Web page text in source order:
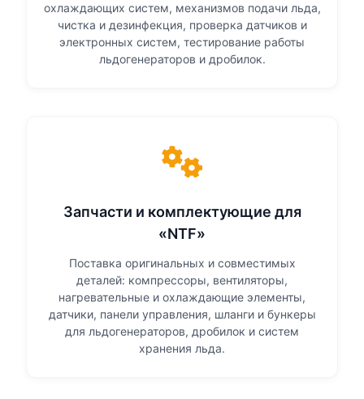
охлаждающих систем, механизмов подачи льда,
чистка и дезинфекция, проверка датчиков и
электронных систем, тестирование работы
льдогенераторов и дробилок.
Запчасти и комплектующие для
«NTF»
Поставка оригинальных и совместимых
деталей: компрессоры, вентиляторы,
нагревательные и охлаждающие элементы,
датчики, панели управления, шланги и бункеры
для льдогенераторов, дробилок и систем
хранения льда.